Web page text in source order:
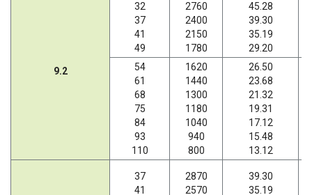
9.2
32
37
41
49
2760
2400
2150
1780
45.28
39.30
35.19
29.20
54
61
68
75
84
93
110
1620
1440
1300
1180
1040
940
800
26.50
23.68
21.32
19.31
17.12
15.48
13.12
37
41
2870
2570
39.30
35.19